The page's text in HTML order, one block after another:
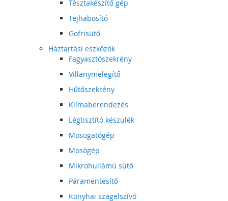
Tésztakészítő gép
Tejhabosító
Gofrisütő
Háztartási eszközök
Fagyasztószekrény
Villanymelegítő
Hűtőszekrény
Klímaberendezés
Légtisztító készülék
Mosogatógép
Mosógép
Mikrohullámú sütő
Páramentesítő
Konyhai szagelszívó